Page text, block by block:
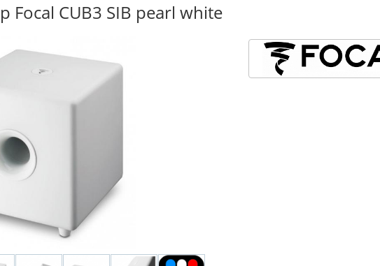
Focal CUB3 SIB pearl white